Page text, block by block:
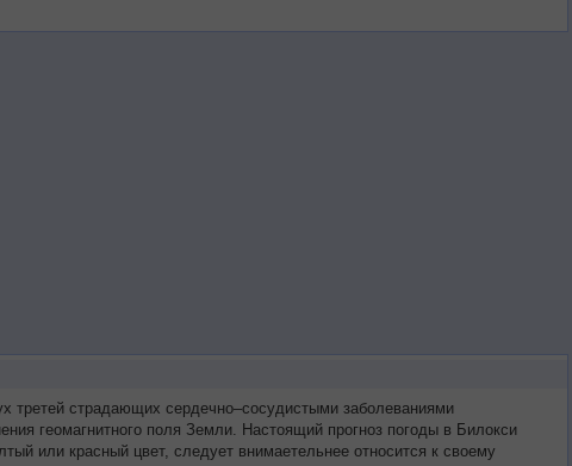
третей страдающих сердечно–сосудистыми заболеваниями
геомагнитного поля Земли. Настоящий прогноз погоды в Билокси
или красный цвет, следует внимаетельнее относится к своему